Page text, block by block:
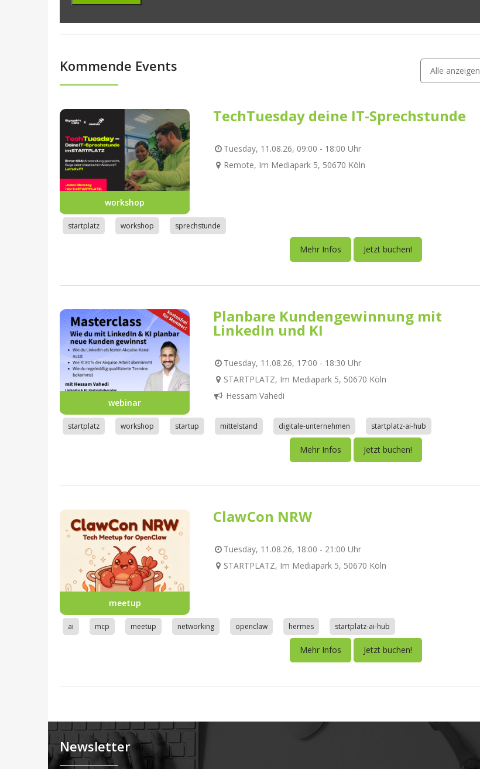
Kommende Events Alle anzeigen
workshop
TechTuesday deine IT-Sprechstunde
Tuesday, 11.08.26, 09:00 - 18:00 Uhr
Remote, Im Mediapark 5, 50670 Köln
startplatz workshop sprechstunde
Mehr Infos Jetzt buchen!
webinar
Planbare Kundengewinnung mit
LinkedIn und KI
Tuesday, 11.08.26, 17:00 - 18:30 Uhr
STARTPLATZ, Im Mediapark 5, 50670 Köln
Hessam Vahedi
startplatz workshop startup mittelstand digitale-unternehmen startplatz-ai-hub
Mehr Infos Jetzt buchen!
meetup
ClawCon NRW
Tuesday, 11.08.26, 18:00 - 21:00 Uhr
STARTPLATZ, Im Mediapark 5, 50670 Köln
ai mcp meetup networking openclaw hermes startplatz-ai-hub
Mehr Infos Jetzt buchen!
Newsletter